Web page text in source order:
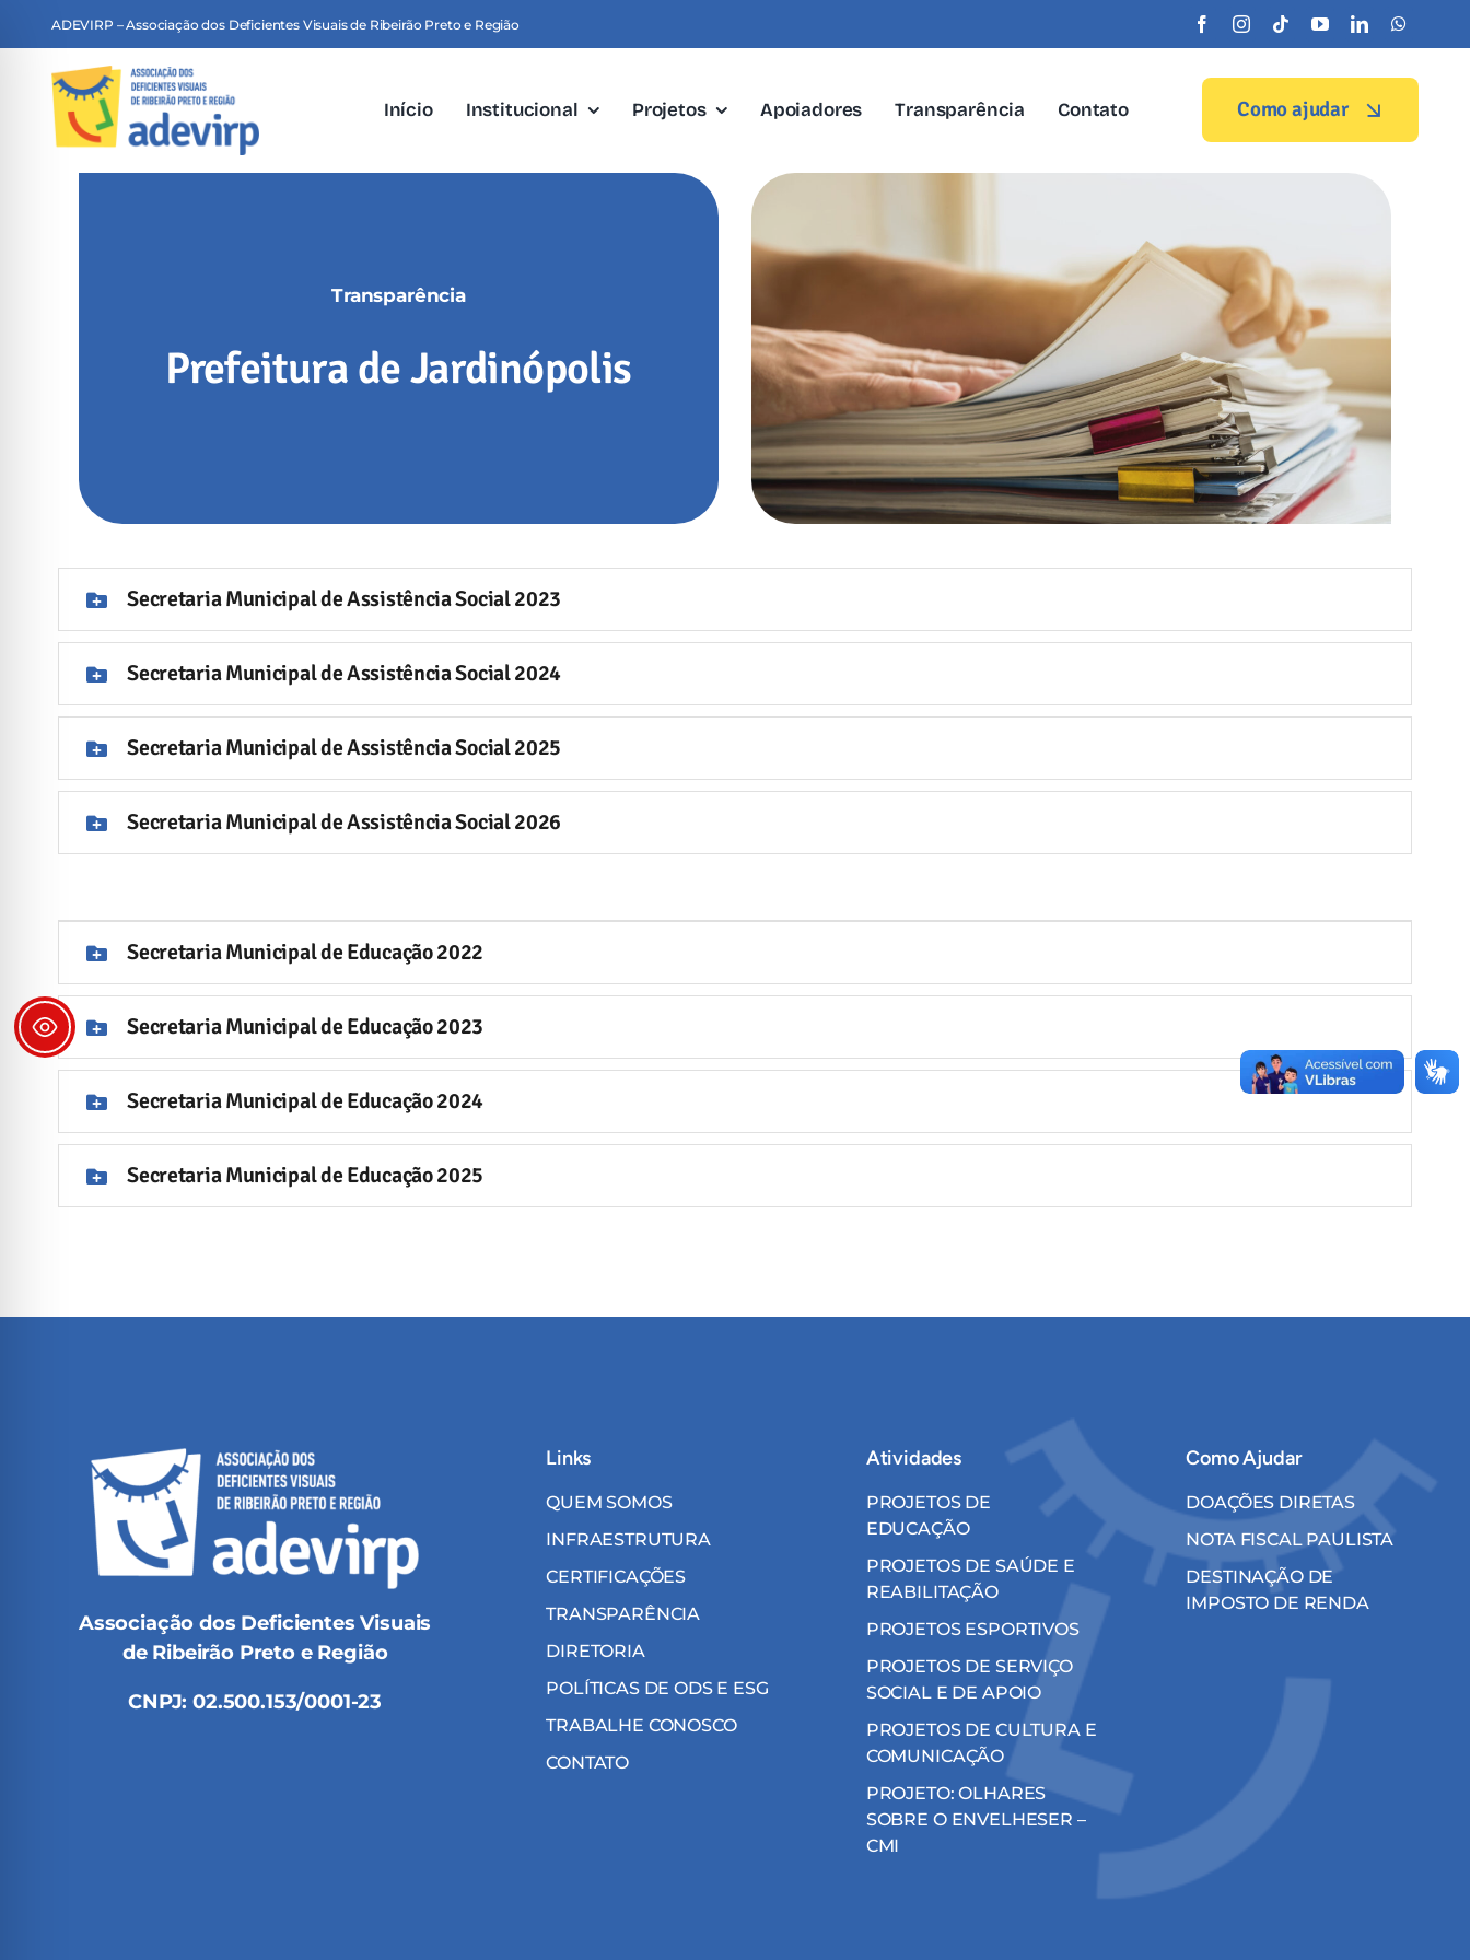
content
ADEVIRP – Associação dos Deficientes Visuais de Ribeirão Preto e Região
Início Institucional Projetos Apoiadores Transparência Contato Como ajudar
Transparência
Prefeitura de Jardinópolis
Secretaria Municipal de Assistência Social 2023
Secretaria Municipal de Assistência Social 2024
Secretaria Municipal de Assistência Social 2025
Secretaria Municipal de Assistência Social 2026
Secretaria Municipal de Educação 2022
Secretaria Municipal de Educação 2023
Secretaria Municipal de Educação 2024
Secretaria Municipal de Educação 2025
Associação dos Deficientes Visuais
de Ribeirão Preto e Região
CNPJ: 02.500.153/0001-23
Links
QUEM SOMOS
INFRAESTRUTURA
CERTIFICAÇÕES
TRANSPARÊNCIA
DIRETORIA
POLÍTICAS DE ODS E ESG
TRABALHE CONOSCO
CONTATO
Atividades
PROJETOS DE
EDUCAÇÃO
PROJETOS DE SAÚDE E
REABILITAÇÃO
PROJETOS ESPORTIVOS
PROJETOS DE SERVIÇO
SOCIAL E DE APOIO
PROJETOS DE CULTURA E
COMUNICAÇÃO
PROJETO: OLHARES
SOBRE O ENVELHESER –
CMI
Como Ajudar
DOAÇÕES DIRETAS
NOTA FISCAL PAULISTA
DESTINAÇÃO DE
IMPOSTO DE RENDA